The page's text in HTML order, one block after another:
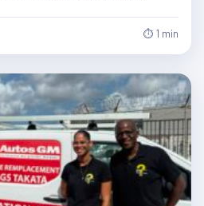
⏱ 1 min